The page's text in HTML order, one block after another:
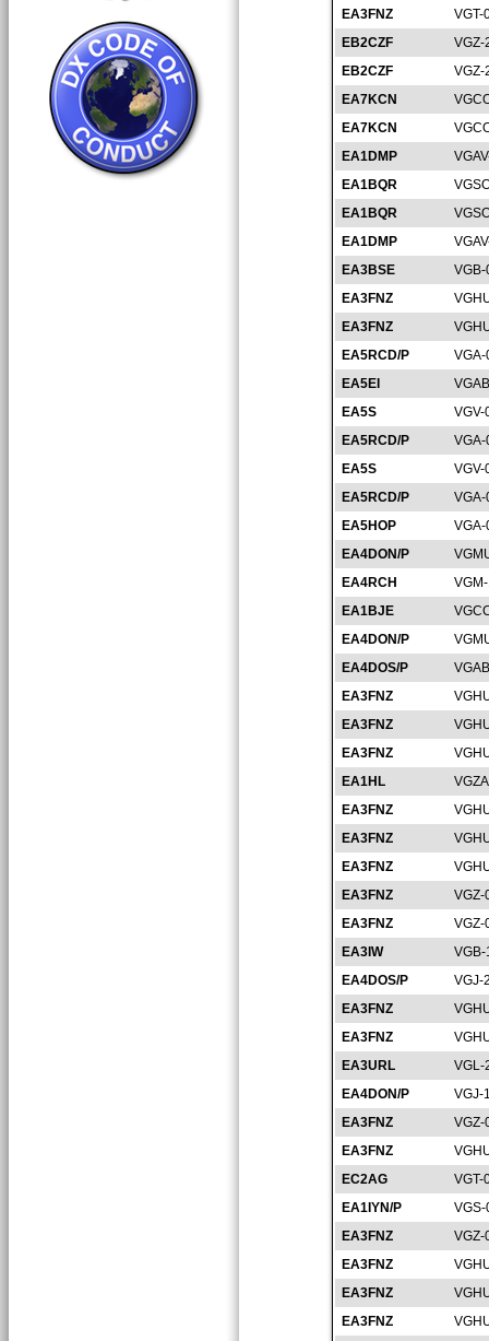
EA3FNZ
VGT-
EB2CZF
VGZ-
EB2CZF
VGZ-
EA7KCN
EA7KCN
EA1DMP
EA1BQR
EA1BQR
EA1DMP
EA3BSE
EA3FNZ
EA3FNZ
EA5RCD/P
EA5EI
EA5S
VGV-
EA5RCD/P
EA5S
VGV-
EA5RCD/P
EA5HOP
EA4DON/P
EA4RCH
EA1BJE
EA4DON/P
EA4DOS/P
EA3FNZ
EA3FNZ
EA3FNZ
EA1HL
EA3FNZ
EA3FNZ
EA3FNZ
EA3FNZ
VGZ-
EA3FNZ
VGZ-
EA3IW
EA4DOS/P
VGJ-
EA3FNZ
EA3FNZ
EA3URL
VGL-
EA4DON/P
VGJ-
EA3FNZ
VGZ-
EA3FNZ
EC2AG
VGT-
EA1IYN/P
EA3FNZ
VGZ-
EA3FNZ
EA3FNZ
EA3FNZ